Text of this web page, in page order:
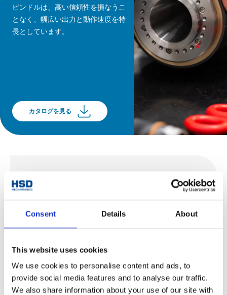
Consent Details About
This website uses cookies
We use cookies to personalise content and ads, to
provide social media features and to analyse our traffic.
We also share information about your use of our site with
ピンドルは、高い信頼性を損なうこ
となく、幅広い出力と動作速度を特
長としています。
カタログを見る
電動スピンドル ATC
ス加工および旋盤加工向けの立形マシニングセンタ用
すべて表示